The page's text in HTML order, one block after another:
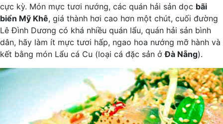
cực kỳ. Món mực tươi nướng, các quán hải sản dọc bãi
biển Mỹ Khê, giá thành hơi cao hơn một chút, cuối đường
Lê Đình Dương có khá nhiều quán lẩu, quán hải sản bình
dân, hãy làm ít mực tươi hấp, ngao hoa nướng mỡ hành và
kết bằng món Lẩu cá Cu (loại cá đặc sản ởĐà Nẵng).